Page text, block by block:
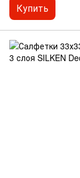
Купить